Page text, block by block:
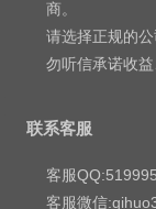
商。
请选择正规的
勿听信承诺收益
联系客服
客服
客服微信